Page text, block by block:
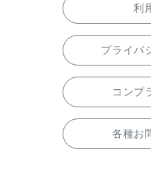
利
プライバ
コンプ
各種お